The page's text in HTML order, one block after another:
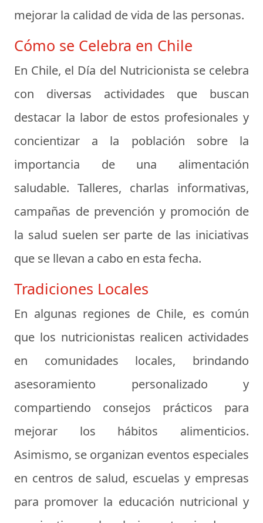
mejorar la calidad de vida de las personas.
Cómo se Celebra en Chile
En Chile, el Día del Nutricionista se celebra
con diversas actividades que buscan
destacar la labor de estos profesionales y
concientizar a la población sobre la
importancia de una alimentación
saludable. Talleres, charlas informativas,
campañas de prevención y promoción de
la salud suelen ser parte de las iniciativas
que se llevan a cabo en esta fecha.
Tradiciones Locales
En algunas regiones de Chile, es común
que los nutricionistas realicen actividades
en comunidades locales, brindando
asesoramiento personalizado y
compartiendo consejos prácticos para
mejorar los hábitos alimenticios.
Asimismo, se organizan eventos especiales
en centros de salud, escuelas y empresas
para promover la educación nutricional y